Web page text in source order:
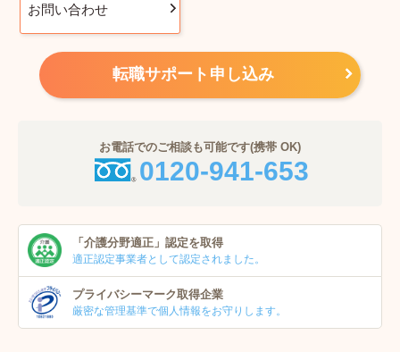
お問い合わせ
転職サポート申し込み
お電話でのご相談も可能です(携帯 OK)
0120-941-653
「介護分野適正」 認定を取得
適正認定事業者として認定されました。
プライバシーマーク取得企業
厳密な管理基準で個人情報をお守りします。